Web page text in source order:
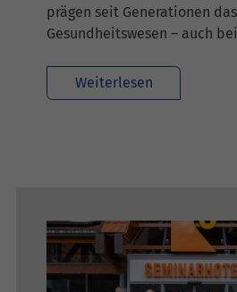
prägen seit Generationen das
Gesundheitswesen – auch bei
Weiterlesen